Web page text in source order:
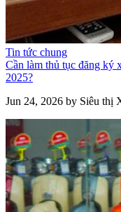
Tin tức chung
Cần làm thủ tục đăng ký
2025?
Jun 24, 2026 by Siêu thị